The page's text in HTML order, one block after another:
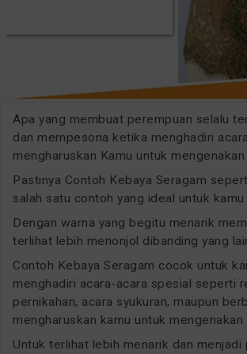
Apa yang membuat perempuan selalu
dan mempesona ketika menghadiri
mengharuskan Kamu untuk
Pastinya Contoh Kebaya Seragam
salah satu contoh yang ideal untuk kamu
Dengan warna yang begitu menarik
terlihat lebih menonjol dibanding yang
Contoh Kebaya Seragam cocok untuk
menghadiri acara-acara spesial seperti
pernikahan, acara syukuran, maupun
mengharuskan kamu untuk mengenakan
Untuk terlihat lebih menarik dan menjadi